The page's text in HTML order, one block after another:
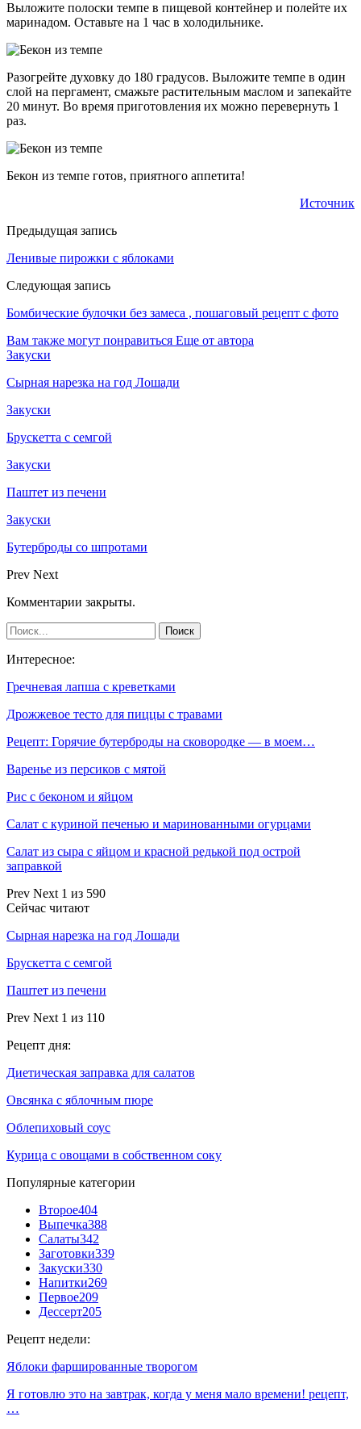
Выложите полоски темпе в пищевой контейнер и полейте их
маринадом. Оставьте на 1 час в холодильнике.
Разогрейте духовку до 180 градусов. Выложите темпе в один
слой на пергамент, смажьте растительным маслом и запекайте
20 минут. Во время приготовления их можно перевернуть 1
раз.
Бекон из темпе готов, приятного аппетита!
Источник
Предыдущая запись
Ленивые пирожки с яблоками
Следующая запись
Бомбические булочки без замеса , пошаговый рецепт с фото
Вам также могут понравиться Еще от автора
Закуски
Сырная нарезка на год Лошади
Закуски
Брускетта с семгой
Закуски
Паштет из печени
Закуски
Бутерброды со шпротами
Prev Next
Комментарии закрыты.
Интересное:
Гречневая лапша с креветками
Дрожжевое тесто для пиццы с травами
Рецепт: Горячие бутерброды на сковородке — в моем…
Варенье из персиков с мятой
Рис с беконом и яйцом
Салат с куриной печенью и маринованными огурцами
Салат из сыра с яйцом и красной редькой под острой
заправкой
Prev Next 1 из 590
Сейчас читают
Сырная нарезка на год Лошади
Брускетта с семгой
Паштет из печени
Prev Next 1 из 110
Рецепт дня:
Диетическая заправка для салатов
Овсянка с яблочным пюре
Облепиховый соус
Курица с овощами в собственном соку
Популярные категории
Второе404
Выпечка388
Салаты342
Заготовки339
Закуски330
Напитки269
Первое209
Дессерт205
Рецепт недели:
Яблоки фаршированные творогом
Я готовлю это на завтрак, когда у меня мало времени! рецепт,
…